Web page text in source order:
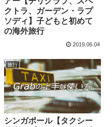
クトラ、ガーデン・ラプ
ソディ】子どもと初めて
の海外旅行
2019.06.04
旅行
シンガポール【タクシー